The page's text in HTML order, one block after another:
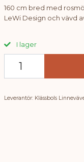
160 cm bred med
LeWi Design och vävd
I lager
Leverantör: Klässbols